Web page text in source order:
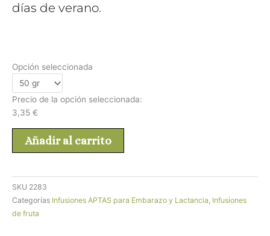
días de verano.
Opción seleccionada
Precio de la opción seleccionada:
3,35 €
Añadir al carrito
SKU 2283
Categorías Infusiones APTAS para Embarazo y Lactancia, Infusiones
de fruta